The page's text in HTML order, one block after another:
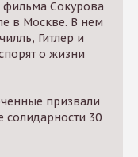
фильма Сокурова
в Москве. В нем
Гитлер и
о жизни
призвали
солидарности 30